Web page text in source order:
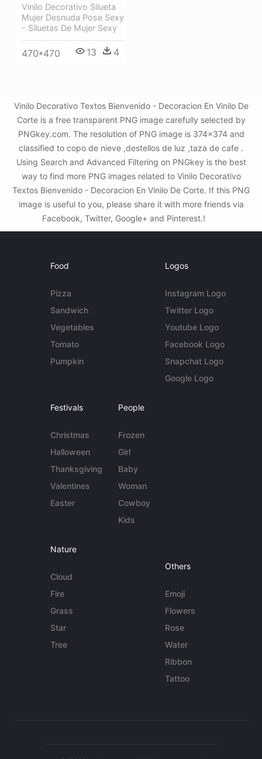
Vinilo Decorativo Silueta
Mujer Desnuda Pose Sexy
- Siluetas De Mujer Sexy
470*470 13 4
Vinilo Decorativo Textos Bienvenido - Decoracion En Vinilo De
Corte is a free transparent PNG image carefully selected by
PNGkey.com. The resolution of PNG image is 374x374 and
classified to copo de nieve ,destellos de luz ,taza de cafe .
Using Search and Advanced Filtering on PNGkey is the best
way to find more PNG images related to Vinilo Decorativo
Textos Bienvenido - Decoracion En Vinilo De Corte. If this PNG
image is useful to you, please share it with more friends via
Facebook, Twitter, Google+ and Pinterest.!
Food
Pizza
Sandwich
Vegetables
Tomato
Pumpkin
Logos
Instagram Logo
Twitter Logo
Youtube Logo
Facebook Logo
Snapchat Logo
Google Logo
Festivals
Christmas
Halloween
Thanksgiving
Valentines
Easter
People
Frozen
Girl
Baby
Woman
Cowboy
Kids
Nature
Cloud
Fire
Grass
Star
Tree
Others
Emoji
Flowers
Rose
Water
Ribbon
Tattoo